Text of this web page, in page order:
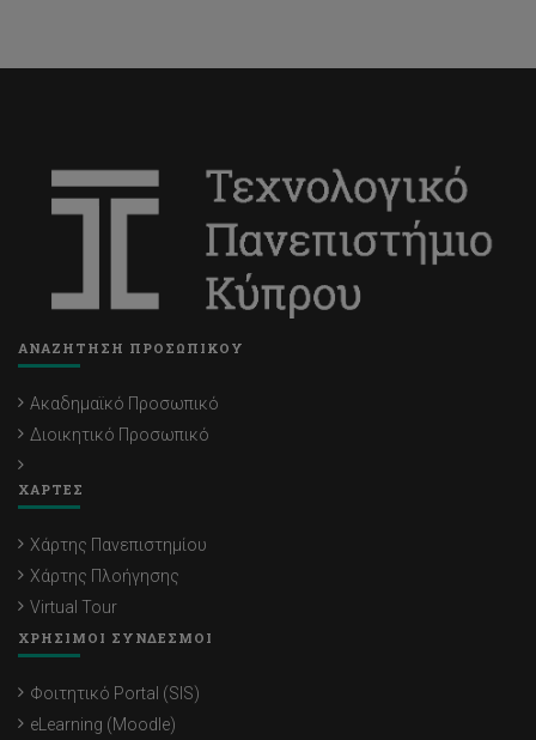
ΑΝΑΖΗΤΗΣΗ ΠΡΟΣΩΠΙΚΟΥ
Ακαδημαϊκό Προσωπικό
Διοικητικό Προσωπικό
ΧΑΡΤΕΣ
Χάρτης Πανεπιστημίου
Χάρτης Πλοήγησης
Virtual Tour
ΧΡΗΣΙΜΟΙ ΣΥΝΔΕΣΜΟΙ
Φοιτητικό Portal (SIS)
eLearning (Moodle)